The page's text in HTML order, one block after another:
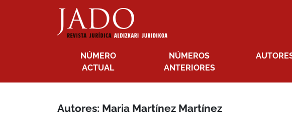
NÚMERO
ACTUAL
NÚMEROS
ANTERIORES
Autores: Maria Martínez Martínez